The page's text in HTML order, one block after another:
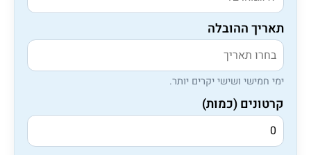
תאריך ההובלה
ימי חמישי ושישי יקרים יותר.
קרטונים (כמות)